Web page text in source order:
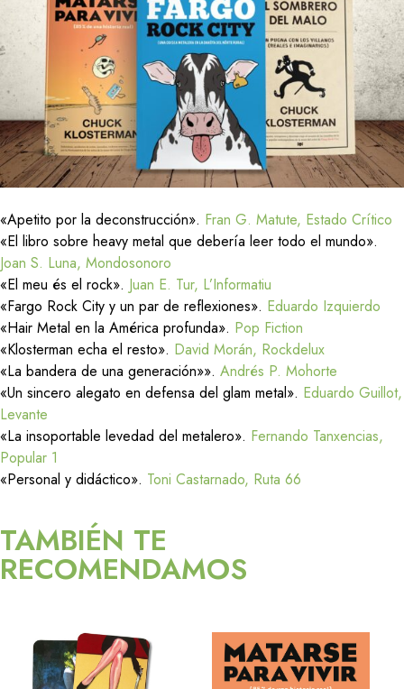
«Apetito por la deconstrucción». Fran G. Matute, Estado Crítico
«El libro sobre heavy metal que debería leer todo el mundo».
Joan S. Luna, Mondosonoro
«El meu és el rock». Juan E. Tur, L’Informatiu
«Fargo Rock City y un par de reflexiones». Eduardo Izquierdo
«Hair Metal en la América profunda». Pop Fiction
«Klosterman echa el resto». David Morán, Rockdelux
«La bandera de una generación»». Andrés P. Mohorte
«Un sincero alegato en defensa del glam metal». Eduardo Guillot,
Levante
«La insoportable levedad del metalero». Fernando Tanxencias,
Popular 1
«Personal y didáctico». Toni Castarnado, Ruta 66
TAMBIÉN TE
RECOMENDAMOS